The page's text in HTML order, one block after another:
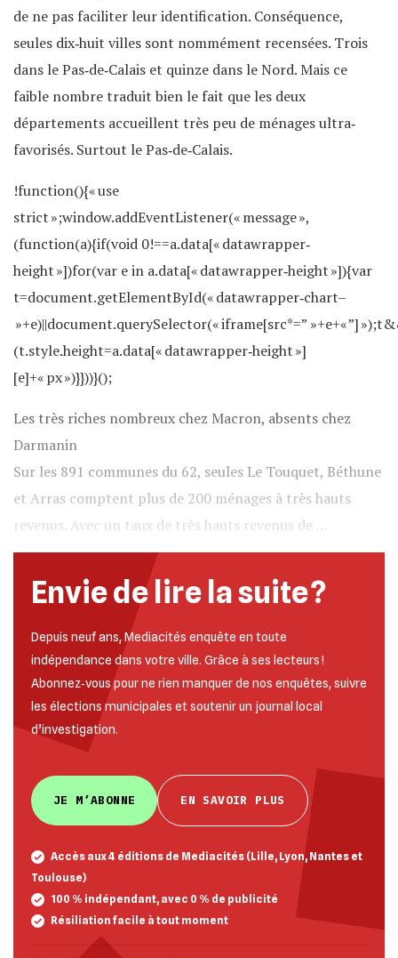
de ne pas faciliter leur identification. Conséquence,
seules dix‐huit villes sont nommément recensées. Trois
dans le Pas‐de‐Calais et quinze dans le Nord. Mais ce
faible nombre traduit bien le fait que les deux
départements accueillent très peu de ménages ultra‐
favorisés. Surtout le Pas‐de‐Calais.
!function(){« use
strict »;window.addEventListener(« message »,
(function(a){if(void 0!==a.data[« datawrapper‐
height »])for(var e in a.data[« datawrapper‐height »]){var
t=document.getElementById(« datawrapper‐chart–
»+e)||document.querySelector(« iframe[src*=” »+e+« ”]
(t.style.height=a.data[« datawrapper‐height »]
[e]+« px »)}}))}();
Les très riches nombreux chez Macron, absents chez
Darmanin
Sur les 891 communes du 62, seules Le Touquet, Béthune
et Arras comptent plus de 200 ménages à très hauts
revenus. Avec un taux de très hauts revenus de …
Envie de lire la suite ?
Depuis neuf ans, Mediacités enquête en toute
indépendance dans votre ville. Grâce à ses lecteurs !
Abonnez‐vous pour ne rien manquer de nos enquêtes, suivre
les élections municipales et soutenir un journal local
d’investigation.
JE M’ABONNE EN SAVOIR PLUS
Accès aux 4 éditions de Mediacités (Lille, Lyon, Nantes et
Toulouse)
100 % indépendant, avec 0 % de publicité
Résiliation facile à tout moment